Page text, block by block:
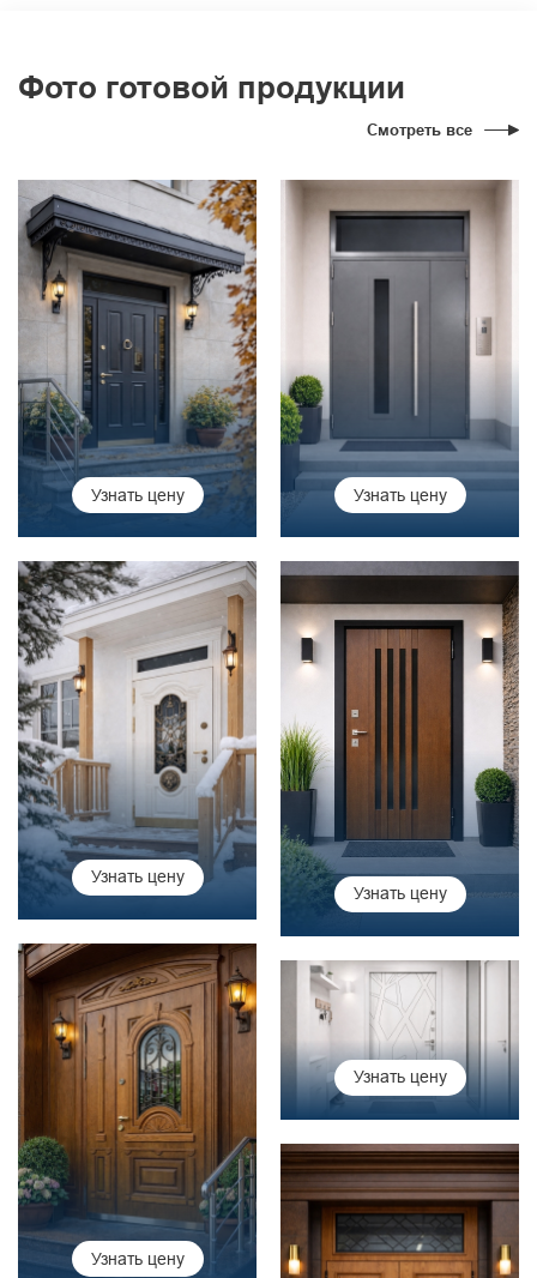
Фото готовой продукции
Смотреть все
Узнать цену Узнать цену
Узнать цену
Узнать цену
Узнать цену
Узнать цену